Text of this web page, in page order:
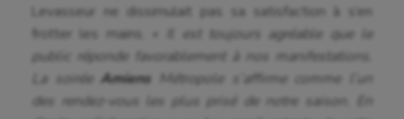
Levasseur ne dissimulait pas sa satisfaction à s’en
frotter les mains. «
Il est toujours agréable que le
public réponde favorablement à nos manifestations.
La soirée Amiens Métropole s’affirme comme l’un
des rendez-vous les plus prisé de notre saison. En